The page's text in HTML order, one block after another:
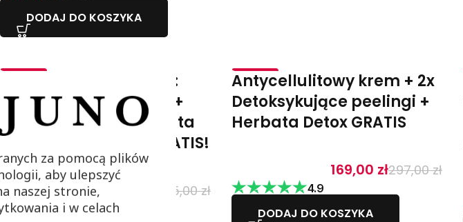
DODAJ DO KOSZYKA
MEGA ZESTAW DETOKS:
Krem antycellulitowy +
Koktajl DETOX + Herbata
DETOX + Spieniacz GRATIS!
345,00zł
149,00
4.8
-43%
Antycellulitowy krem + 2x
Detoksykujące peelingi +
Herbata Detox GRATIS
297,00zł
169,00 zł
4.9
DODAJ DO KOSZYKA
za pomocą plików
aby ulepszyć
naszej stronie,
i w celach